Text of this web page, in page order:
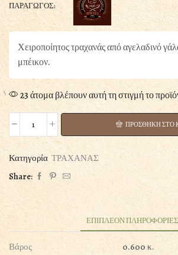
ΠΑΡΑΓΩΓΟΣ:
Χειροποίητος τραχανάς από αγελαδινό
μπέικον.
23 άτομα βλέπουν αυτή τη στιγμή το
ΤΡΑΧΑΝΑΣ
ΜΠΕΙΚΟΝ
ΑΠΟ
ΑΓΕΛΑΔΙΝΟ
ΓΑΛΑ
ΠΡΟΣΘΗΚΗ ΣΤΟ
Κατηγορία ΤΡΑΧΑΝΑΣ
Share:
ΕΠΙΠΛΕΟΝ ΠΛΗΡΟΦΟΡΙΕΣ
Βάρος 0.600 κ.